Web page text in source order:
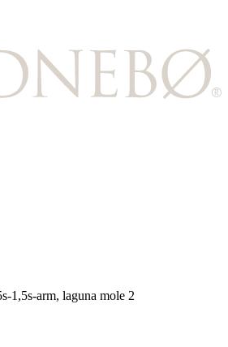
1,5s-arm, laguna mole 2